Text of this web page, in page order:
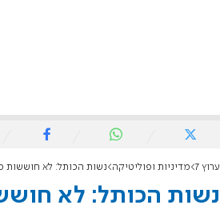
ערוץ 7 מדיניות ופוליטיקה נשות הכותל: לא חוששות
נשות הכותל: לא